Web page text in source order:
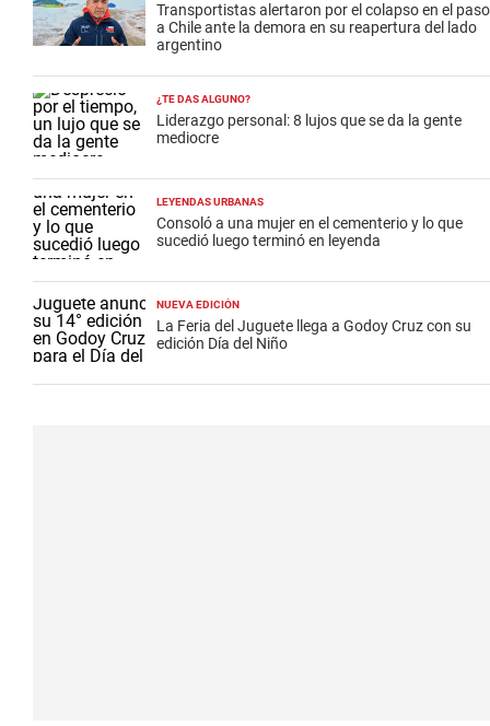
Transportistas alertaron por el colapso en el paso
a Chile ante la demora en su reapertura del lado
argentino
¿TE DAS ALGUNO?
Liderazgo personal: 8 lujos que se da la gente
mediocre
LEYENDAS URBANAS
Consoló a una mujer en el cementerio y lo que
sucedió luego terminó en leyenda
NUEVA EDICIÓN
La Feria del Juguete llega a Godoy Cruz con su
edición Día del Niño